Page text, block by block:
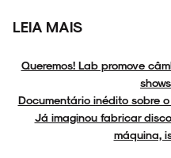
LEIA MAIS
Queremos! Lab promove
Documentário inédito sobre
Já imaginou fabricar
máquina,